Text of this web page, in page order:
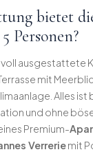
bietet
Personen?
voll ausgestattete
mit
Alles ist
und ohne
Premium-
Verreriemit